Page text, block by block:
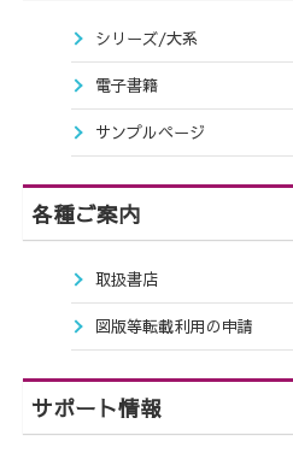
シリーズ/大系
電子書籍
サンプルページ
各種ご案内
取扱書店
図版等転載利用の申請
サポート情報